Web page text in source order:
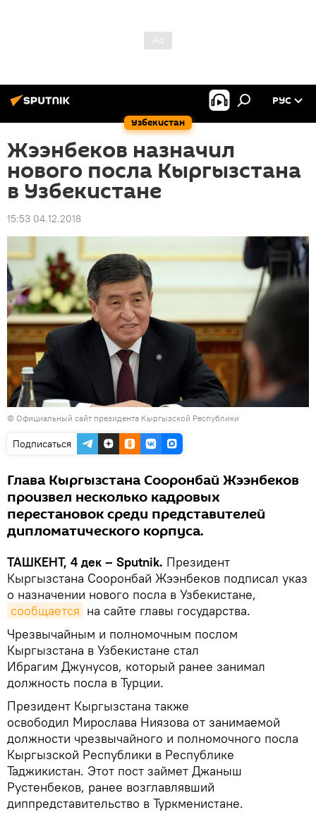
Узбекистан
РУС
Жээнбеков назначил
нового посла Кыргызстана
в Узбекистане
15:53 04.12.2018
© Официальный сайт президента Кыргызской Республики
Подписаться
Глава Кыргызстана Сооронбай Жээнбеков
произвел несколько кадровых
перестановок среди представителей
дипломатического корпуса.
ТАШКЕНТ, 4 дек – Sputnik. Президент
Кыргызстана Сооронбай Жээнбеков подписал указ
о назначении нового посла в Узбекистане,
сообщается на сайте главы государства.
Чрезвычайным и полномочным послом
Кыргызстана в Узбекистане стал
Ибрагим Джунусов, который ранее занимал
должность посла в Турции.
Президент Кыргызстана также
освободил Мирослава Ниязова от занимаемой
должности чрезвычайного и полномочного посла
Кыргызской Республики в Республике
Таджикистан. Этот пост займет Джаныш
Рустенбеков, ранее возглавлявший
диппредставительство в Туркменистане.